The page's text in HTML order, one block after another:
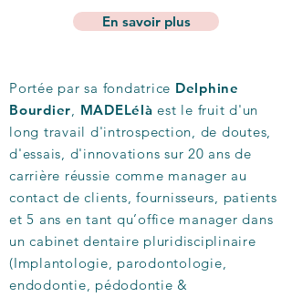
En savoir plus
Portée par sa fondatrice Delphine
Bourdier, MADELélà est le fruit d'un
long travail d'introspection, de doutes,
d'essais, d'innovations sur 20 ans de
carrière réussie comme manager au
contact de clients, fournisseurs, patients
et 5 ans en tant qu’office manager dans
un cabinet dentaire pluridisciplinaire
(Implantologie, parodontologie,
endodontie, pédodontie &